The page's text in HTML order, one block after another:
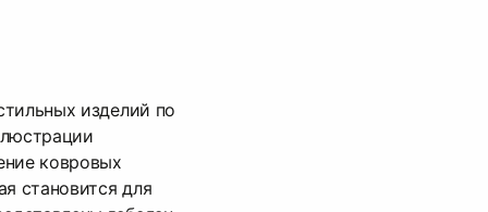
изделий по
ковровых
становится для